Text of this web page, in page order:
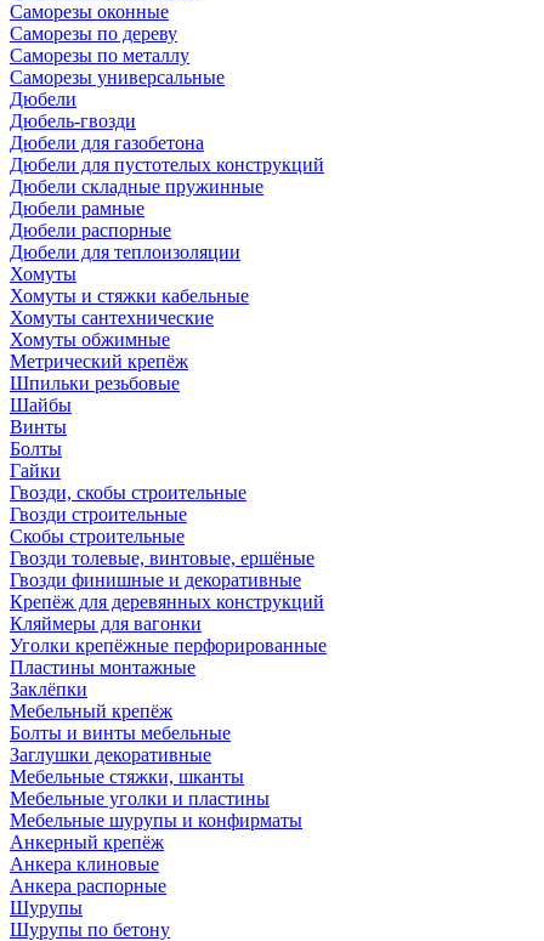
Саморезы оконные
Саморезы по дереву
Саморезы по металлу
Саморезы универсальные
Дюбели
Дюбель-гвозди
Дюбели для газобетона
Дюбели для пустотелых конструкций
Дюбели складные пружинные
Дюбели рамные
Дюбели распорные
Дюбели для теплоизоляции
Хомуты
Хомуты и стяжки кабельные
Хомуты сантехнические
Хомуты обжимные
Метрический крепёж
Шпильки резьбовые
Шайбы
Винты
Болты
Гайки
Гвозди, скобы строительные
Гвозди строительные
Скобы строительные
Гвозди толевые, винтовые, ершёные
Гвозди финишные и декоративные
Крепёж для деревянных конструкций
Кляймеры для вагонки
Уголки крепёжные перфорированные
Пластины монтажные
Заклёпки
Мебельный крепёж
Болты и винты мебельные
Заглушки декоративные
Мебельные стяжки, шканты
Мебельные уголки и пластины
Мебельные шурупы и конфирматы
Анкерный крепёж
Анкера клиновые
Анкера распорные
Шурупы
Шурупы по бетону